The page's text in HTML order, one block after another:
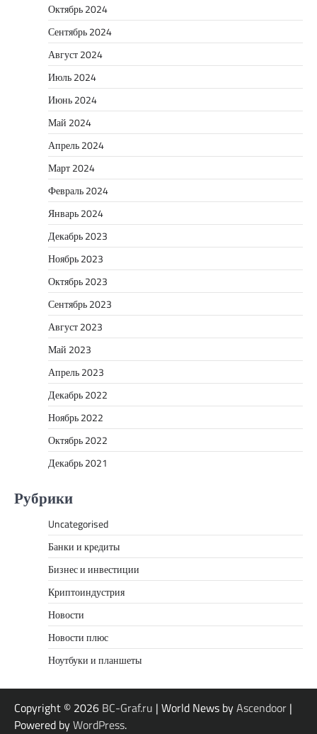
Октябрь 2024
Сентябрь 2024
Август 2024
Июль 2024
Июнь 2024
Май 2024
Апрель 2024
Март 2024
Февраль 2024
Январь 2024
Декабрь 2023
Ноябрь 2023
Октябрь 2023
Сентябрь 2023
Август 2023
Май 2023
Апрель 2023
Декабрь 2022
Ноябрь 2022
Октябрь 2022
Декабрь 2021
Рубрики
Uncategorised
Банки и кредиты
Бизнес и инвестиции
Криптоиндустрия
Новости
Новости плюс
Ноутбуки и планшеты
Copyright © 2026 BC-Graf.ru | World News byAscendoor |
Powered byWordPress.